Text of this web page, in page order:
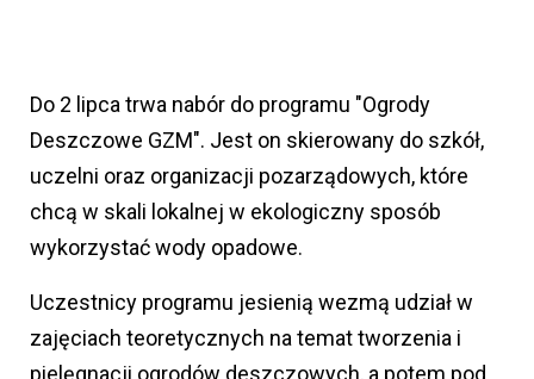
Do 2 lipca trwa nabór do programu "Ogrody
Deszczowe GZM". Jest on skierowany do szkół,
uczelni oraz organizacji pozarządowych, które
chcą w skali lokalnej w ekologiczny sposób
wykorzystać wody opadowe.
Uczestnicy programu jesienią wezmą udział w
zajęciach teoretycznych na temat tworzenia i